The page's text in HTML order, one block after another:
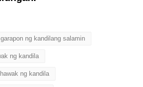
ng kandilang salamin
ng kandila
ng kandila